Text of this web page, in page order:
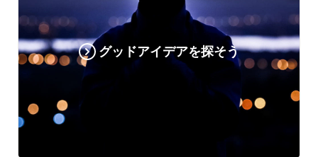
グッドアイデアを探そう